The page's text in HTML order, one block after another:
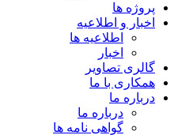
پروژه ها
اخبار و اطلاعیه
اطلاعیه ها
اخبار
گالری تصاویر
همکاری با ما
درباره ما
درباره ما
گواهی نامه ها